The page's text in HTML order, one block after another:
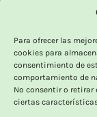
Para ofrecer las
cookies para
consentimiento de
comportamiento de
No consentir o
ciertas
OUTLET